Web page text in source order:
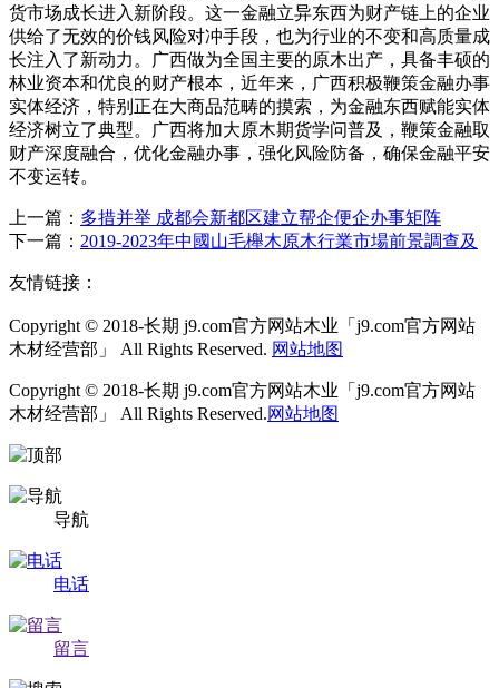
货市场成长进入新阶段。这一金融立异东西为财产链上的企业
供给了无效的价钱风险对冲手段，也为行业的不变和高质量成
长注入了新动力。广西做为全国主要的原木出产，具备丰硕的
林业资本和优良的财产根本，近年来，广西积极鞭策金融办事
实体经济，特别正在大商品范畴的摸索，为金融东西赋能实体
经济树立了典型。广西将加大原木期货学问普及，鞭策金融取
财产深度融合，优化金融办事，强化风险防备，确保金融平安
不变运转。
上一篇： 多措并举 成都会新都区建立帮企便企办事矩阵
下一篇： 2019-2023年中國山毛櫸木原木行業市場前景調查及
友情链接：
Copyright © 2018-长期 j9.com官方网站木业「j9.com官方网站
木材经营部」 All Rights Reserved. 网站地图
Copyright © 2018-长期 j9.com官方网站木业「j9.com官方网站
木材经营部」 All Rights Reserved.网站地图
导航
电话
留言